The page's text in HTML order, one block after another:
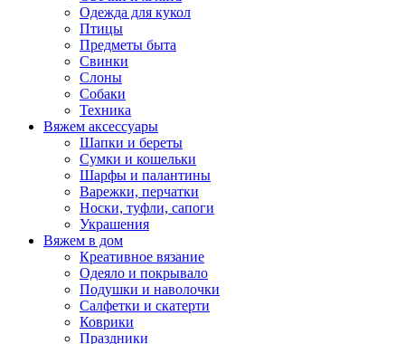
Одежда для кукол
Птицы
Предметы быта
Свинки
Слоны
Собаки
Техника
Вяжем аксессуары
Шапки и береты
Сумки и кошельки
Шарфы и палантины
Варежки, перчатки
Носки, туфли, сапоги
Украшения
Вяжем в дом
Креативное вязание
Одеяло и покрывало
Подушки и наволочки
Салфетки и скатерти
Коврики
Праздники